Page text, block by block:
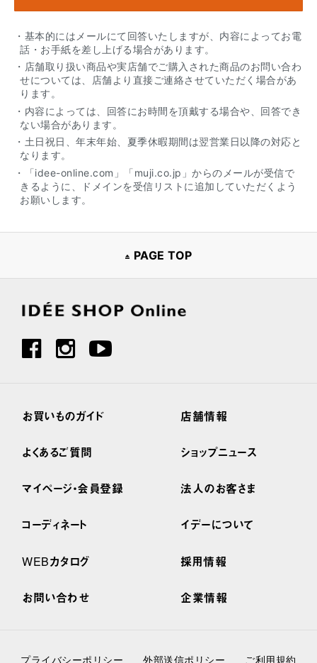
・基本的にはメールにて回答いたしますが、内容によってお電
話・お手紙を差し上げる場合があります。
・店舗取り扱い商品や実店舗でご購入された商品のお問い合わ
せについては、店舗より直接ご連絡させていただく場合があ
ります。
・内容によっては、回答にお時間を頂戴する場合や、回答でき
ない場合があります。
・土日祝日、年末年始、夏季休暇期間は翌営業日以降の対応と
なります。
・「idee-online.com」「muji.co.jp」からのメールが受信で
きるように、ドメインを受信リストに追加していただくよう
お願いします。
PAGE TOP
お買いものガイド
よくあるご質問
マイページ・会員登録
コーディネート
WEBカタログ
お問い合わせ
店舗情報
ショップニュース
法人のお客さま
イデーについて
採用情報
企業情報
プライバシーポリシー 外部送信ポリシー ご利用規約